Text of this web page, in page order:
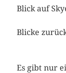
Blick auf
Blicke
Es gibt nur